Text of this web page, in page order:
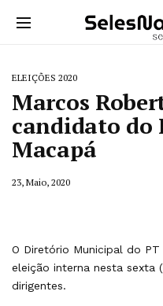
ELEIÇÕES 2020
Marcos
candidato do
Macapá
23, Maio, 2020
O Diretório Municipal do
eleição interna nesta sexta
dirigentes.